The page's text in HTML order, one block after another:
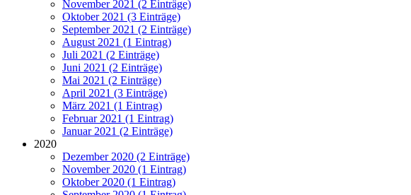
November 2021 (2 Einträge)
Oktober 2021 (3 Einträge)
September 2021 (2 Einträge)
August 2021 (1 Eintrag)
Juli 2021 (2 Einträge)
Juni 2021 (2 Einträge)
Mai 2021 (2 Einträge)
April 2021 (3 Einträge)
März 2021 (1 Eintrag)
Februar 2021 (1 Eintrag)
Januar 2021 (2 Einträge)
2020
Dezember 2020 (2 Einträge)
November 2020 (1 Eintrag)
Oktober 2020 (1 Eintrag)